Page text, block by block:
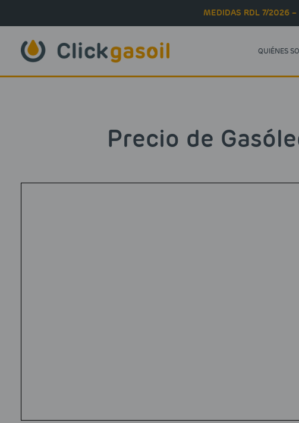
MEDIDAS RDL 7/2026 –
QUIÉNES
Precio de